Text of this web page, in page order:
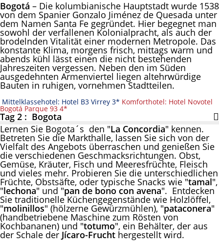
Bogotá – Die kolumbianische Hauptstadt wurde 1538
von dem Spanier Gonzalo Jiménez de Quesada unter
dem Namen Santa Fe gegründet. Hier begegnet man
sowohl der verfallenen Kolonialpracht, als auch der
brodelnden Vitalität einer modernen Metropole. Das
konstante Klima, morgens frisch, mittags warm und
abends kühl lässt einen die nicht bestehenden
Jahreszeiten vergessen. Neben den im Süden
ausgedehnten Armenviertel liegen altehrwürdige
Bauten in ruhigen, vornehmen Stadtteilen.
Mittelklassehotel: Hotel B3 Virrey 3* Komforthotel: Hotel Novotel
Bogotá Parque 93 4*
Tag 2 : Bogota
Lernen Sie Bogota´s den "La Concordia" kennen.
Betreten Sie die Markthalle, lassen Sie sich von der
Vielfalt des Angebots überraschen und genießen Sie
die verschiedenen Geschmacksrichtungen. Obst,
Gemüse, Kräuter, Fisch und Meeresfrüchte, Fleisch
und vieles mehr. Probieren Sie die unterschiedlichen
Früchte, Obstsäfte, oder typische Snacks wie "tamal",
"lechona" und "pan de bono con avena". Entdecken
Sie traditionelle Küchengegenstände wie Holzlöffel,
"molinillos" (hölzerne Gewürzmühlen), "pataconera"
(handbetriebene Maschine zum Rösten von
Kochbananen) und "totumo", ein Behälter, der aus
der Schale der Jícaro-Frucht hergestellt wird.